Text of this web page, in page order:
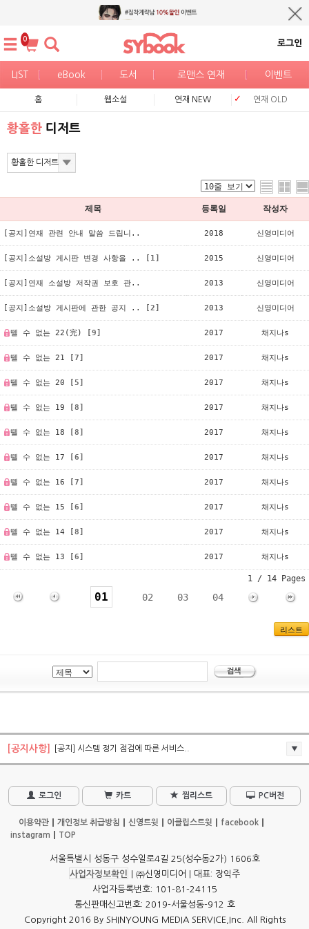
0 로그인
LIST eBook 도서 로맨스 연재 이벤트
홈 웹소설 연재 NEW 연재 OLD
황홀한 디저트
제목 등록일 작성자
[공지]연재 관련 안내 말씀 드립니.. 2018 신영미디어
[공지]소설방 게시판 변경 사항을 .. [1] 2015 신영미디어
[공지]연재 소설방 저작권 보호 관.. 2013 신영미디어
[공지]소설방 게시판에 관한 공지 .. [2] 2013 신영미디어
뗄 수 없는 22(完) [9] 2017 채지나s
뗄 수 없는 21 [7] 2017 채지나s
뗄 수 없는 20 [5] 2017 채지나s
뗄 수 없는 19 [8] 2017 채지나s
뗄 수 없는 18 [8] 2017 채지나s
뗄 수 없는 17 [6] 2017 채지나s
뗄 수 없는 16 [7] 2017 채지나s
뗄 수 없는 15 [6] 2017 채지나s
뗄 수 없는 14 [8] 2017 채지나s
뗄 수 없는 13 [6] 2017 채지나s
1 / 14 Pages
01 02 03 04
리스트
[공지사항] [공지] 시스템 정기 점검에 따른 서비스..
로그인 카트 찜리스트 PC버전
이용약관 개인정보 취급방침 신영트윗 이클립스트윗
facebook
instagram
TOP
서울특별시 성동구 성수일로4길 25(성수동2가) 1606호
사업자정보확인
| ㈜신영미디어 | 대표: 장익주
사업자등록번호: 101-81-24115
통신판매신고번호: 2019-서울성동-912 호
Copyright 2016 By SHINYOUNG MEDIA SERVICE,Inc. All Rights